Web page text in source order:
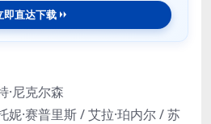
即直达下载
·尼克尔森
妮·赛普里斯 / 艾拉·珀内尔 / 苏